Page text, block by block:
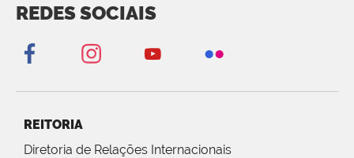
REDES SOCIAIS
REITORIA
Diretoria de Relações Internacionais